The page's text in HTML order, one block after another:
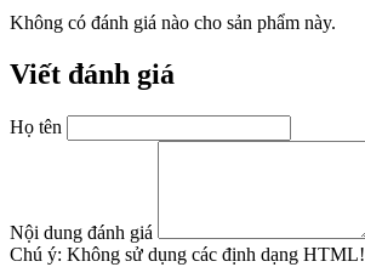
Không có đánh giá nào cho sản phẩm này.
Viết đánh giá
Họ tên
Nội dung đánh giá
Chú ý: Không sử dụng các định dạng HTML!